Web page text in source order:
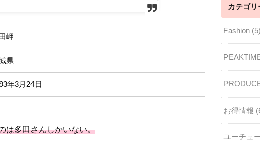
岬
県
年3月24日
は多田さんしかいない。
カテゴリ
Fashion (5)
お得情報
ユーチュ